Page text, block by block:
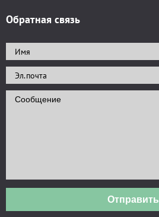
Обратная связь
Отправить